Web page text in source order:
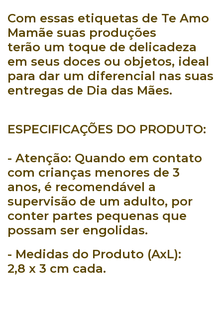
Com essas etiquetas de Te Amo
Mamãe suas produções
terão um toque de delicadeza
em seus doces ou objetos, ideal
para dar um diferencial nas suas
entregas de Dia das Mães.
ESPECIFICAÇÕES DO PRODUTO:
- Atenção: Quando em contato
com crianças menores de 3
anos, é recomendável a
supervisão de um adulto, por
conter partes pequenas que
possam ser engolidas.
- Medidas do Produto (AxL):
2,8 x 3 cm cada.